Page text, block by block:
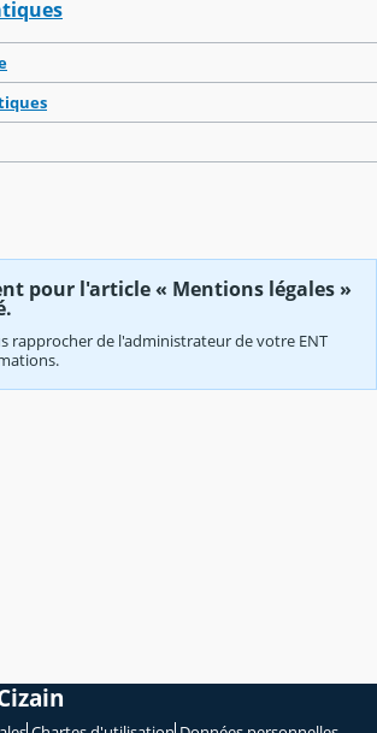
pour l'article « Mentions légales »
rapprocher de l'administrateur de votre ENT